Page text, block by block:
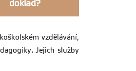
doklad?
vzdělávání,
.Jejich služby